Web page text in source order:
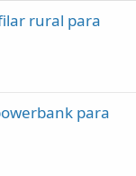
rural para
para